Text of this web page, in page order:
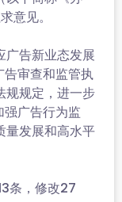
意见。
告新业态发展
告审查和监管执
规规定，进一步
强广告行为监
量发展和高水平
条，修改27